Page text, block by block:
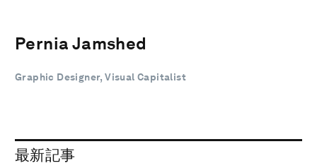
Pernia Jamshed
Graphic Designer, Visual Capitalist
最新記事